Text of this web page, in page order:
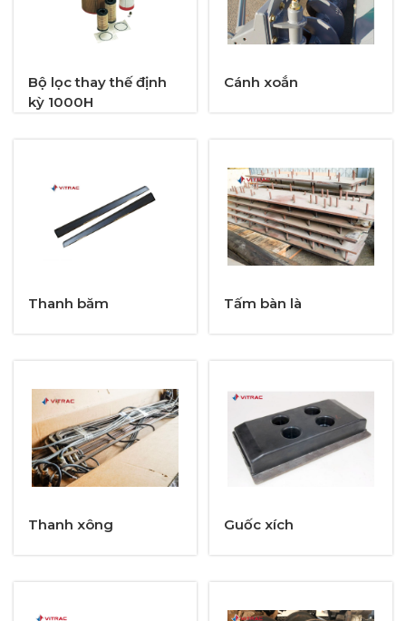
Bộ lọc thay thế định
kỳ 1000H
Cánh xoắn
Thanh băm Tấm bàn là
Thanh xông Guốc xích